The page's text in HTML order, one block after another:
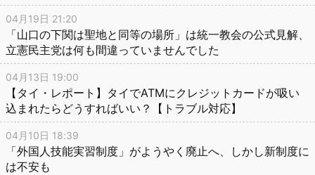
04月19日 21:20
「山口の下関は聖地と同等の場所」は統一教会の公式見解、
立憲民主党は何も間違っていませんでした
04月13日 19:00
【タイ・レポート】タイでATMにクレジットカードが吸い
込まれたらどうすればいい？【トラブル対応】
04月10日 18:39
「外国人技能実習制度」がようやく廃止へ、しかし新制度に
は不安も